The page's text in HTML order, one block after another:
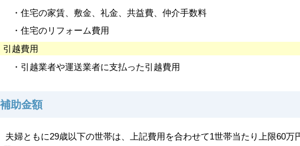
住宅の家賃、敷金、礼金、共益費、仲介手数料
住宅のリフォーム費用
越費用
引越業者や運送業者に支払った引越費用
補助金額
婦ともに29歳以下の世帯は、上記費用を合わせて1世帯当たり上限60万